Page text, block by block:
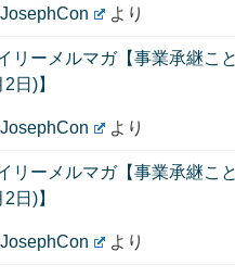
JosephCon より
リーメルマガ【事業承継こ
日)】
JosephCon より
リーメルマガ【事業承継こ
日)】
JosephCon より